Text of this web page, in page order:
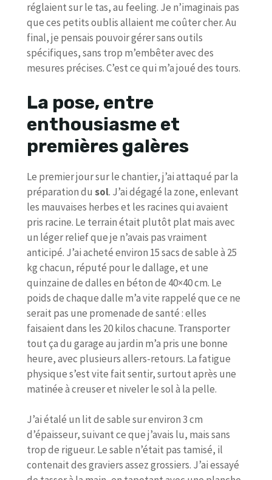
réglaient sur le tas, au feeling. Je n’imaginais pas
que ces petits oublis allaient me coûter cher. Au
final, je pensais pouvoir gérer sans outils
spécifiques, sans trop m’embêter avec des
mesures précises. C’est ce qui m’a joué des tours.
La pose, entre
enthousiasme et
premières galères
Le premier jour sur le chantier, j’ai attaqué par la
préparation du sol. J’ai dégagé la zone, enlevant
les mauvaises herbes et les racines qui avaient
pris racine. Le terrain était plutôt plat mais avec
un léger relief que je n’avais pas vraiment
anticipé. J’ai acheté environ 15 sacs de sable à 25
kg chacun, réputé pour le dallage, et une
quinzaine de dalles en béton de 40×40 cm. Le
poids de chaque dalle m’a vite rappelé que ce ne
serait pas une promenade de santé : elles
faisaient dans les 20 kilos chacune. Transporter
tout ça du garage au jardin m’a pris une bonne
heure, avec plusieurs allers-retours. La fatigue
physique s’est vite fait sentir, surtout après une
matinée à creuser et niveler le sol à la pelle.
J’ai étalé un lit de sable sur environ 3 cm
d’épaisseur, suivant ce que j’avais lu, mais sans
trop de rigueur. Le sable n’était pas tamisé, il
contenait des graviers assez grossiers. J’ai essayé